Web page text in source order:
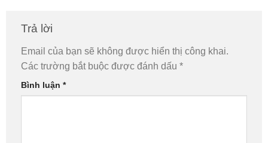
Trả lời
Email của bạn sẽ không được hiển thị công khai.
Các trường bắt buộc được đánh dấu *
Bình luận *